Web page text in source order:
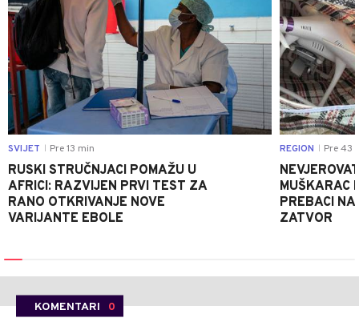
SVIJET Pre 13 min
RUSKI STRUČNJACI POMAŽU U
AFRICI: RAZVIJEN PRVI TEST ZA
RANO OTKRIVANJE NOVE
VARIJANTE EBOLE
REGION Pre 43
MUŠKARAC
PREBACI
ZATVOR
KOMENTARI 0